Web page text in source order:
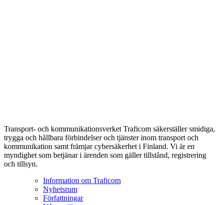
Transport- och kommunikationsverket Traficom säkerställer smidiga,
trygga och hållbara förbindelser och tjänster inom transport och
kommunikation samt främjar cybersäkerhet i Finland. Vi är en
myndighet som betjänar i ärenden som gäller tillstånd, registrering
och tillsyn.
Information om Traficom
Nyhetsrum
Författningar